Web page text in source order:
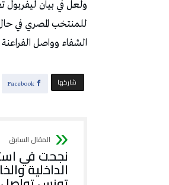
ولعل في بيان
للمنتخب المصري في
الشفاء وواصل
‫‫ شاركها‬ Facebook
نجحت في